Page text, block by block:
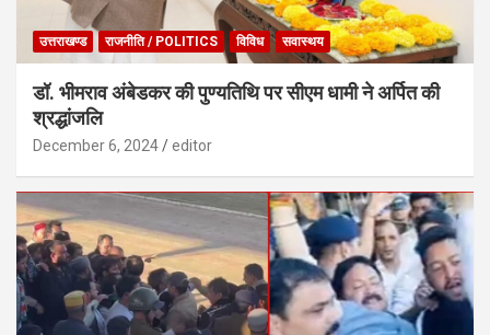
उत्तराखण्ड राजनीति / POLITICS विविध सवास्थय
डॉ. भीमराव अंबेडकर की पुण्यतिथि पर सीएम धामी ने अर्पित की
श्रद्धांजलि
December 6, 2024 editor